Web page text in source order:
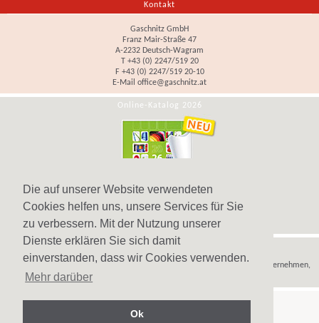
Die auf unserer Website verwendeten
Cookies helfen uns, unsere Services für Sie
zu verbessern. Mit der Nutzung unserer
Dienste erklären Sie sich damit
einverstanden, dass wir Cookies verwenden.
Mehr darüber
Ok
Kontakt
Gaschnitz GmbH
Franz Mair-Straße 47
A-2232 Deutsch-Wagram
T +43 (0) 2247/519 20
F +43 (0) 2247/519 20-10
E-Mail office@gaschnitz.at
Online-Katalog 2026
Hinweis
Werbeartikel
nur an Unternehmen,